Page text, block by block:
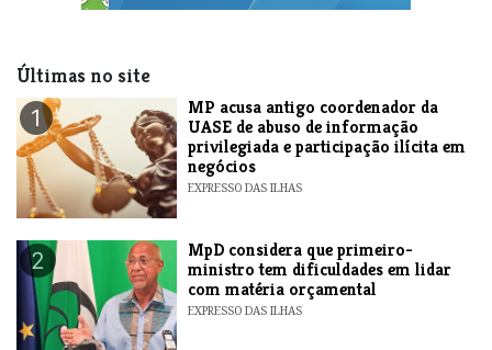
Últimas no site
1
MP acusa antigo coordenador da
UASE de abuso de informação
privilegiada e participação ilícita em
negócios
EXPRESSO DAS ILHAS
2
MpD considera que primeiro-
ministro tem dificuldades em lidar
com matéria orçamental
EXPRESSO DAS ILHAS